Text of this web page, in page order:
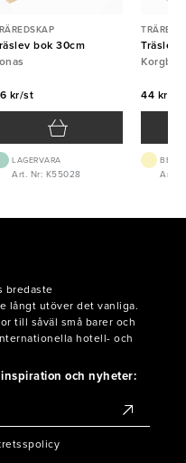
bok 30cm
kr/st
LAGERVARA
Art. Nr: K55028
Träslev
44 kr/st
Art.
bredaste
långt utöver det vanliga.
till såväl små barer och
hotell- och
och nyheter: